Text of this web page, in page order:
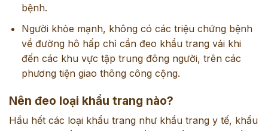
bệnh.
Người khỏe mạnh, không có các triệu chứng bệnh
về đường hô hấp chỉ cần đeo khẩu trang vải khi
đến các khu vực tập trung đông người, trên các
phương tiện giao thông công cộng.
Nên đeo loại khẩu trang nào?
Hầu hết các loại khẩu trang như khẩu trang y tế, khẩu